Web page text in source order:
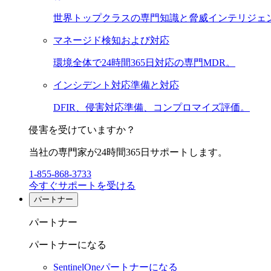
世界トップクラスの専門知識と脅威インテリジェ
マネージド検知および対応
環境全体で24時間365日対応の専門MDR。
インシデント対応準備と対応
DFIR、侵害対応準備、コンプロマイズ評価。
侵害を受けていますか？
当社の専門家が24時間365日サポートします。
1-855-868-3733
今すぐサポートを受ける
パートナー
パートナー
パートナーになる
SentinelOneパートナーになる